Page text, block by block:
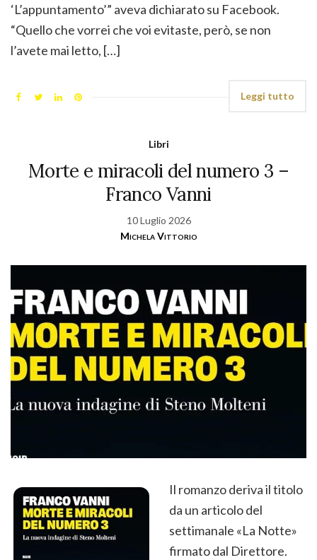
‘L’appuntamento’” aveva dichiarato su Facebook.
“Quello che vorrei che voi evitaste, però, se non
l’avete mai letto, […]
Leggi tutto
Libri
Morte e miracoli del numero 3 –
Franco Vanni
10 Luglio 2026
Michela Vittorio
Il romanzo deriva il titolo
da un articolo del
settimanale «La Notte»
firmato dal Direttore.